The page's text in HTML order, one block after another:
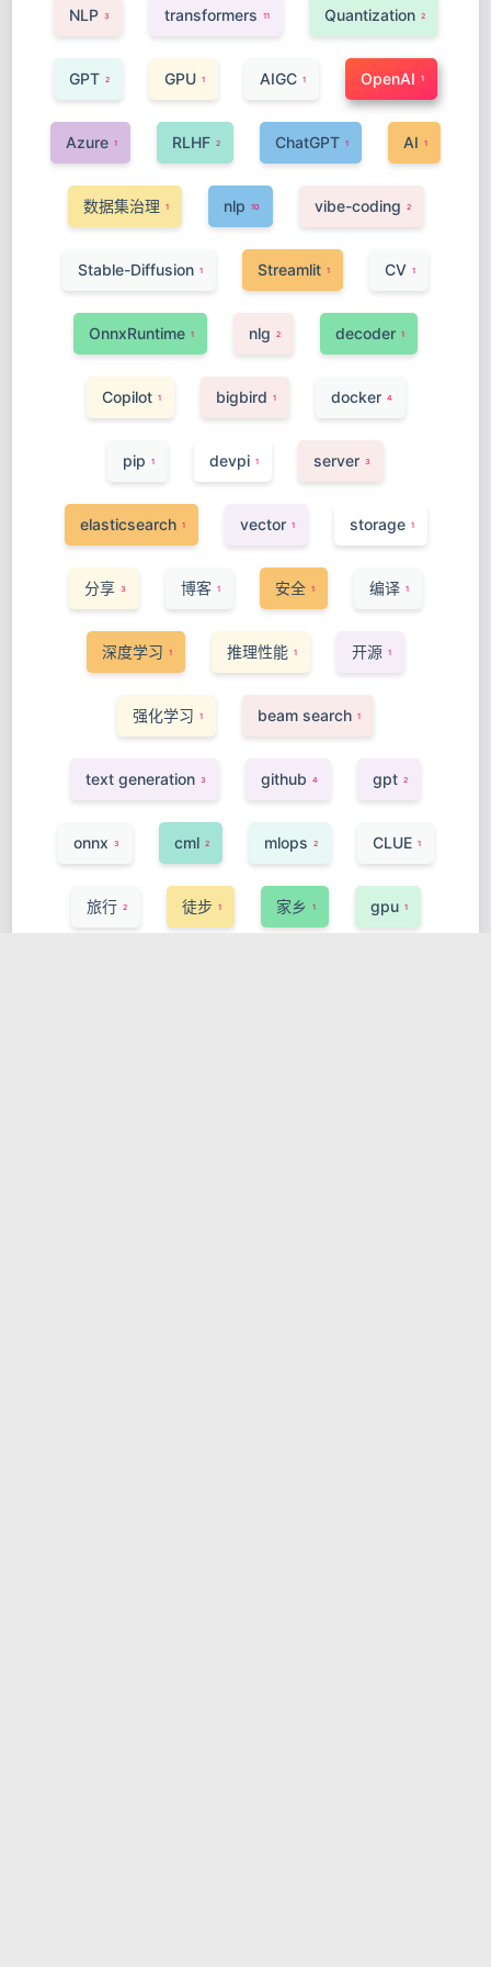
NLP 3 transformers 11 Quantization 2
GPT 2 GPU 1 AIGC 1 OpenAI 1
Azure 1 RLHF 2 ChatGPT 1 AI 1
数据集治理 1 nlp 10 vibe-coding 2
Stable-Diffusion 1 Streamlit 1 CV 1
OnnxRuntime 1 nlg 2 decoder 1
Copilot 1 bigbird 1 docker 4
pip 1 devpi 1 server 3
elasticsearch 1 vector 1 storage 1
分享 3 博客 1 安全 1 编译 1
深度学习 1 推理性能 1 开源 1
强化学习 1 beam search 1
text generation 3 github 4 gpt 2
onnx 3 cml 2 mlops 2 CLUE 1
旅行 2 徒步 1 家乡 1 gpu 1